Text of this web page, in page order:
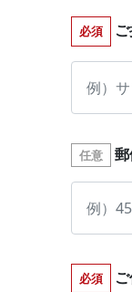
必須
任意
必須